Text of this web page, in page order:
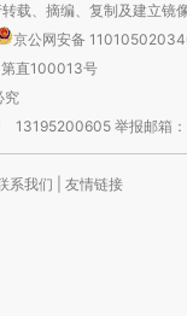
载、摘编、复制及建立镜
京公网安备
直100013号
究
13195200605 举报邮箱
系我们 友情链接